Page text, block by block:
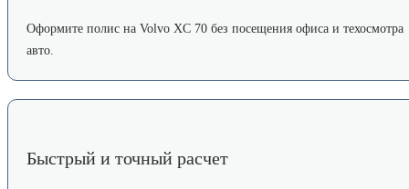
Оформите полис на Volvo XC 70 без посещения офиса и техосмотра
авто.
Быстрый и точный расчет